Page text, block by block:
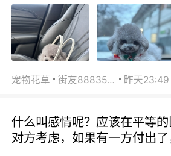
宠物花草 街友88835518 昨天23:49
什么叫感情呢？应该在平等
对方考虑，如果有一方付出